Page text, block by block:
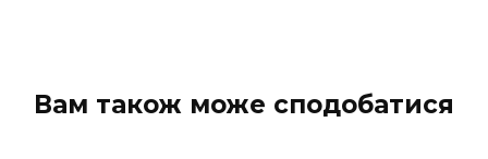
Вам також може сподобатися